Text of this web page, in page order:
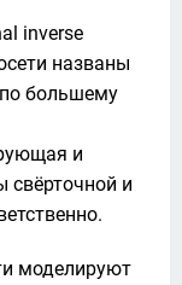
inverse
названы
большему
и
свёрточной и
моделируют